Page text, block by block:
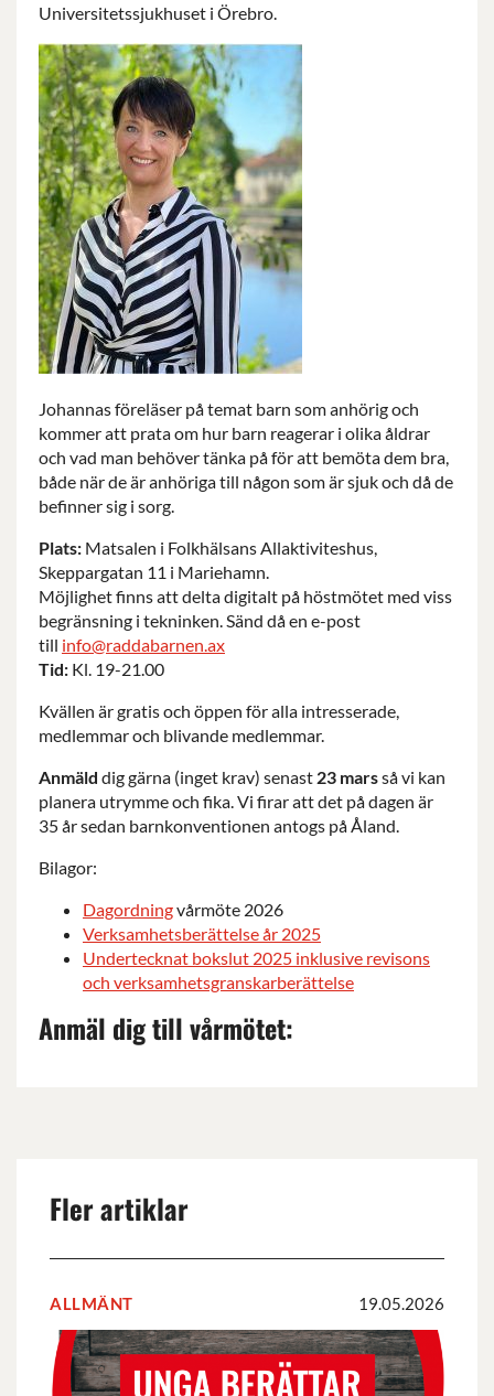
Universitetssjukhuset i Örebro.
Johannas föreläser på temat barn som anhörig och
kommer att prata om hur barn reagerar i olika åldrar
och vad man behöver tänka på för att bemöta dem bra,
både när de är anhöriga till någon som är sjuk och då de
befinner sig i sorg.
Plats: Matsalen i Folkhälsans Allaktiviteshus,
Skeppargatan 11 i Mariehamn.
Möjlighet finns att delta digitalt på höstmötet med viss
begränsning i tekninken. Sänd då en e-post
till info@raddabarnen.ax
Tid: Kl. 19-21.00
Kvällen är gratis och öppen för alla intresserade,
medlemmar och blivande medlemmar.
Anmäld dig gärna (inget krav) senast 23 marsså vi kan
planera utrymme och fika. Vi firar att det på dagen är
35 år sedan barnkonventionen antogs på Åland.
Bilagor:
Dagordningvårmöte 2026
Verksamhetsberättelse år 2025
Undertecknat bokslut 2025 inklusive revisons
och verksamhetsgranskarberättelse
Anmäl dig till vårmötet:
Fler artiklar
ALLMÄNT 19.05.2026
Rapporten
UNGA
BERÄTTAR